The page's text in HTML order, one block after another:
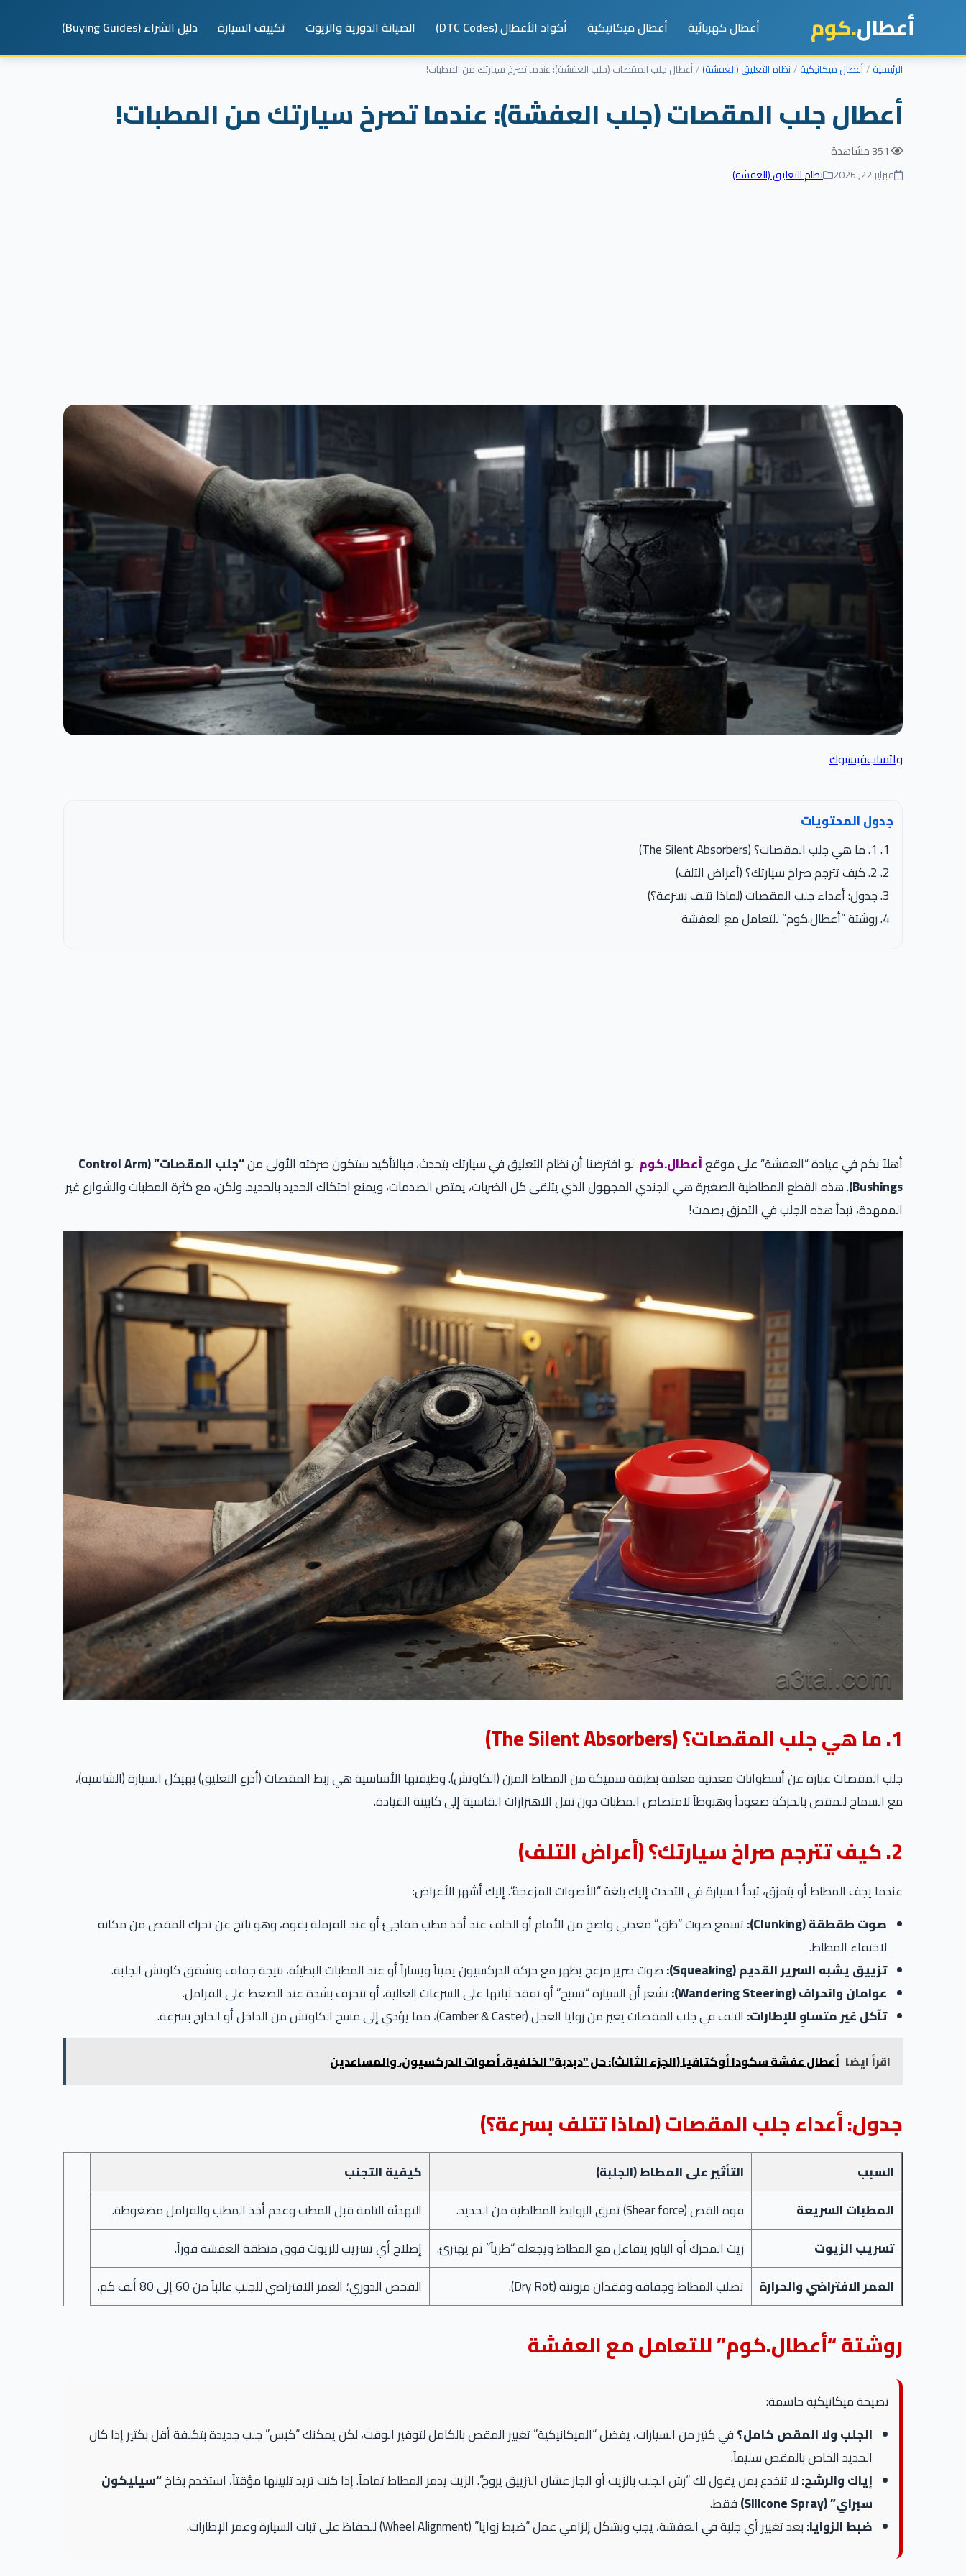
أعطال.كوم أعطال كهربائية أعطال ميكانيكية أكواد الأعطال (DTC Codes) الصيانة الدورية والزيوت تكييف السيارة دليل الشراء (Buying Guides)
الرئيسية أعطال ميكانيكية نظام التعليق (العفشة) أعطال جلب المقصات (جلب العفشة): عندما تصرخ سيارتك من المطبات!
أعطال جلب المقصات (جلب العفشة): عندما تصرخ سيارتك من المطبات!
فبراير 22, 2026 نظام التعليق (العفشة)
واتسابفيسبوك
جدول المحتويات
1. ما هي جلب المقصات؟ (The Silent Absorbers)
2. كيف تترجم صراخ سيارتك؟ (أعراض التلف)
جدول: أعداء جلب المقصات (لماذا تتلف بسرعة؟)
روشتة “أعطال.كوم” للتعامل مع العفشة
أهلاً بكم في عيادة “العفشة” على موقعأعطال.كوم. لو افترضنا أن نظام التعليق في سيارتك يتحدث، فبالتأكيد ستكون صرخته الأولى من
“جلب المقصات” (Control Arm
Bushings) . هذه القطع المطاطية الصغيرة هي الجندي المجهول الذي يتلقى كل الضربات، يمتص الصدمات، ويمنع احتكاك الحديد بالحديد. ولكن، مع كثرة المطبات والشوارع غير
الممهدة، تبدأ هذه الجلب في التمزق بصمت!
1. ما هي جلب المقصات؟ (The Silent Absorbers)
جلب المقصات عبارة عن أسطوانات معدنية مغلفة بطبقة سميكة من المطاط المرن (الكاوتش). وظيفتها الأساسية هي ربط المقصات (أذرع التعليق) بهيكل السيارة (الشاسيه)،
مع السماح للمقص بالحركة صعوداً وهبوطاً لامتصاص المطبات دون نقل الاهتزازات القاسية إلى كابينة القيادة.
2. كيف تترجم صراخ سيارتك؟ (أعراض التلف)
عندما يجف المطاط أو يتمزق، تبدأ السيارة في التحدث إليك بلغة “الأصوات المزعجة”. إليك أشهر الأعراض:
صوت طقطقة (Clunking):
تسمع صوت “طَق” معدني واضح من الأمام أو الخلف عند أخذ مطب مفاجئ أو عند الفرملة بقوة، وهو ناتج عن تحرك المقص من مكانه
لاختفاء المطاط.
تزييق يشبه السرير القديم (Squeaking):
صوت صرير مزعج يظهر مع حركة الدركسيون يميناً ويساراً أو عند المطبات البطيئة، نتيجة جفاف وتشقق كاوتش الجلبة.
عوامان وانحراف (Wandering Steering):
تشعر أن السيارة “تسبح” أو تفقد ثباتها على السرعات العالية، أو تنحرف بشدة عند الضغط على الفرامل.
تآكل غير متساوٍ للإطارات: التلف في جلب المقصات يغير من زوايا العجل (Camber & Caster)، مما يؤدي إلى مسح الكاوتش من الداخل أو الخارج بسرعة.
اقرأ ايضا أعطال عفشة سكودا أوكتافيا (الجزء الثالث): حل "دبدبة" الخلفية، أصوات الدركسيون، والمساعدين
جدول: أعداء جلب المقصات (لماذا تتلف بسرعة؟)
السبب التأثير على المطاط (الجلبة)
كيفية التجنب
المطبات السريعة
قوة القص (Shear force) تمزق الروابط المطاطية من الحديد.
التهدئة التامة قبل المطب وعدم أخذ المطب والفرامل مضغوطة.
تسريب الزيوت
زيت المحرك أو الباور يتفاعل مع المطاط ويجعله “طرياً” ثم يهترئ.
إصلاح أي تسريب للزيوت فوق منطقة العفشة فوراً.
العمر الافتراضي والحرارة
تصلب المطاط وجفافه وفقدان مرونته (Dry Rot). الفحص الدوري؛ العمر الافتراضي للجلب غالباً من 60 إلى 80 ألف كم.
روشتة “أعطال.كوم” للتعامل مع العفشة
نصيحة ميكانيكية حاسمة:
الجلب ولا المقص كامل؟في كثير من السيارات، يفضل “الميكانيكية” تغيير المقص بالكامل لتوفير الوقت، لكن يمكنك “كبس” جلب جديدة بتكلفة أقل بكثير إذا كان
الحديد الخاص بالمقص سليماً.
إياك والرشح:لا تنخدع بمن يقول لك “رش الجلب بالزيت أو الجاز عشان التزييق يروح”. الزيت يدمر المطاط تماماً. إذا كنت تريد تليينها مؤقتاً، استخدم بخاخ“سيليكون
سبراي” (Silicone Spray)
فقط.
ضبط الزوايا:بعد تغيير أي جلبة في العفشة، يجب وبشكل إلزامي عمل “ضبط زوايا” (Wheel Alignment) للحفاظ على ثبات السيارة وعمر الإطارات.